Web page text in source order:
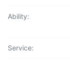
Ability:
Service: